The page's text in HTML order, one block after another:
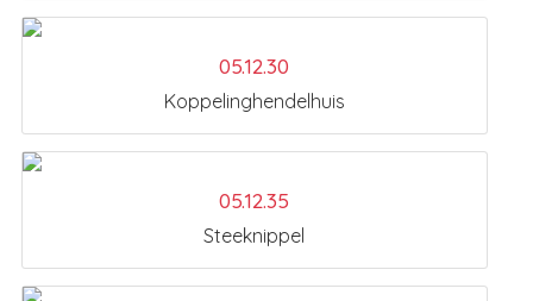
05.12.30
Koppelinghendelhuis
05.12.35
Steeknippel